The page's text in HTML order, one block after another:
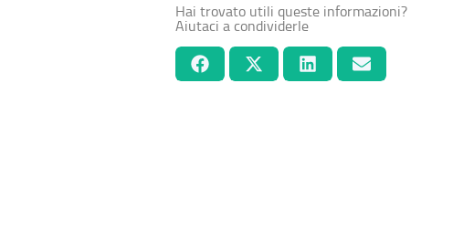
Hai trovato utili queste informazioni?
Aiutaci a condividerle